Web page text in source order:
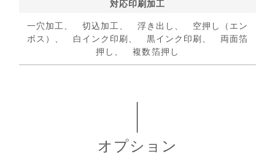
対応印刷加工
一穴加工、 切込加工、 浮き出し、 空押し（エン
ボス）、 白インク印刷、 黒インク印刷、 両面箔
押し、 複数箔押し
オプション